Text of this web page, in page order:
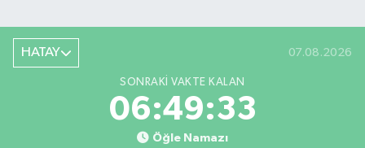
HATAY 07.08.2026
SONRAKI VAKTE KALAN
06:49:33
Öğle Namazı